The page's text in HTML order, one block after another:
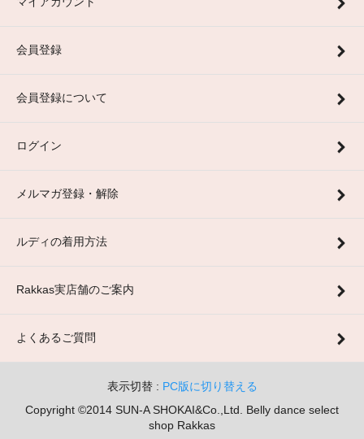
会員登録
会員登録について
ログイン
メルマガ登録・解除
ルディの着用方法
Rakkas実店舗のご案内
よくあるご質問
表示切替 : PC版に切り替える
Copyright ©2014 SUN-A SHOKAI&Co.,Ltd. Belly dance select
shop Rakkas